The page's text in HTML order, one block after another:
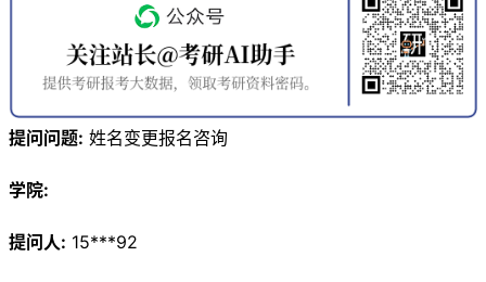
提问问题: 姓名变更报名咨询
学院:
提问人: 15***92